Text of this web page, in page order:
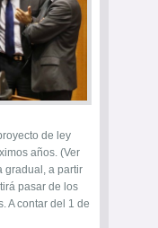
de ley
años. (Ver
gradual, a partir
pasar de los
A contar del 1 de